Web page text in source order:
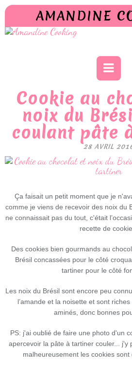
AMANDINE
Cookie au
noix du
coulant pâte
28 AVRIL
Ça faisait un petit moment que je
comme je viens de recevoir des noix du
ne connaissait pas du tout, c'était
recette de
Des cookies bien gourmands au
Brésil concassées pour le côté
tartiner pour le côté
Les noix du Brésil sont encore peu
l’amande et la noisette et sont
aminés, donc bonnes
PS: j'ai oublié de faire une photo d'un
apercevoir la pâte à tartiner couler... j'y
malheureusement les cookies